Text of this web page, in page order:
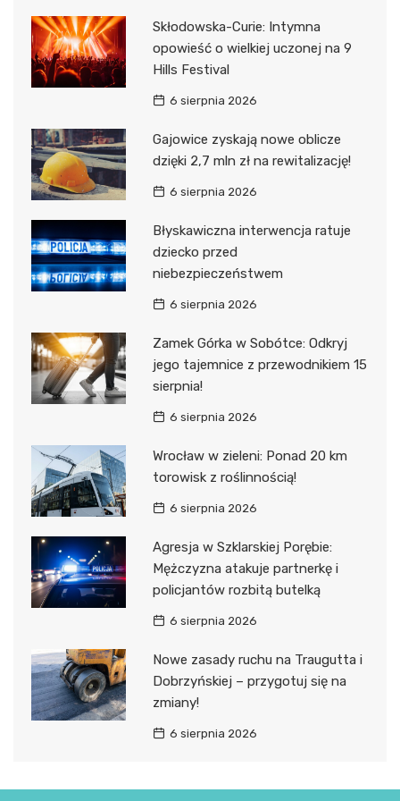
Skłodowska-Curie: Intymna
opowieść o wielkiej uczonej na 9
Hills Festival
6 sierpnia 2026
Gajowice zyskają nowe oblicze
dzięki 2,7 mln zł na rewitalizację!
6 sierpnia 2026
Błyskawiczna interwencja ratuje
dziecko przed
niebezpieczeństwem
6 sierpnia 2026
Zamek Górka w Sobótce: Odkryj
jego tajemnice z przewodnikiem 15
sierpnia!
6 sierpnia 2026
Wrocław w zieleni: Ponad 20 km
torowisk z roślinnością!
6 sierpnia 2026
Agresja w Szklarskiej Porębie:
Mężczyzna atakuje partnerkę i
policjantów rozbitą butelką
6 sierpnia 2026
Nowe zasady ruchu na Traugutta i
Dobrzyńskiej – przygotuj się na
zmiany!
6 sierpnia 2026